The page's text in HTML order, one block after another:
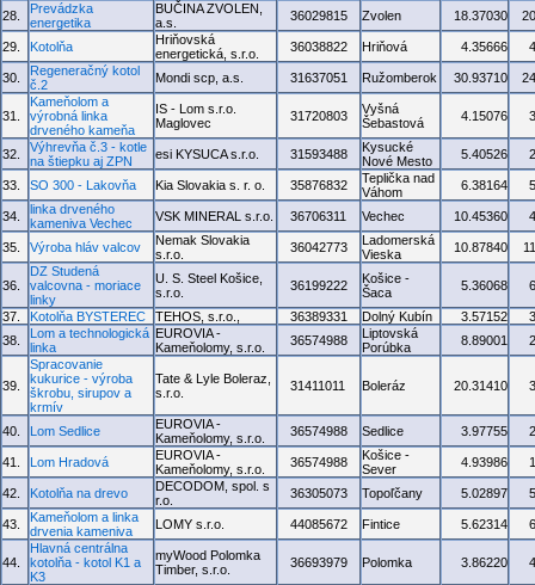
28.
Prevádzka
energetika
BUČINA ZVOLEN,
a.s.
36029815 Zvolen 18.37030
29. Kotolňa
Hriňovská
energetická, s.r.o.
36038822 Hriňová 4.35666
30.
Regeneračný kotol
č.2
Mondi scp, a.s. 31637051 Ružomberok 30.93710
31.
Kameňolom a
výrobná linka
drveného kameňa
IS - Lom s.r.o.
Maglovec
31720803
Vyšná
Šebastová
4.15076
32.
Výhrevňa č.3 - kotle
na štiepku aj ZPN
esi KYSUCA s.r.o. 31593488
Kysucké
Nové Mesto
5.40526
33. SO 300 - Lakovňa Kia Slovakia s. r. o. 35876832
Teplička nad
Váhom
6.38164
34.
linka drveného
kameniva Vechec
VSK MINERAL s.r.o. 36706311 Vechec 10.45360
35. Výroba hláv valcov
Nemak Slovakia
s.r.o.
36042773
Ladomerská
Vieska
10.87840
36.
DZ Studená
valcovna - moriace
linky
U. S. Steel Košice,
s.r.o.
36199222
Košice -
Šaca
5.36068
37. Kotolňa BYSTEREC TEHOS, s.r.o., 36389331 Dolný Kubín 3.57152
38.
Lom a technologická
linka
EUROVIA -
Kameňolomy, s.r.o.
36574988
Liptovská
Porúbka
8.89001
39.
Spracovanie
kukurice - výroba
škrobu, sirupov a
krmív
Tate & Lyle Boleraz,
s.r.o.
31411011 Boleráz 20.31410
40. Lom Sedlice
EUROVIA -
Kameňolomy, s.r.o.
36574988 Sedlice 3.97755
41. Lom Hradová
EUROVIA -
Kameňolomy, s.r.o.
36574988
Košice -
Sever
4.93986
42. Kotolňa na drevo
DECODOM, spol. s
r.o.
36305073 Topoľčany 5.02897
43.
Kameňolom a linka
drvenia kameniva
LOMY s.r.o. 44085672 Fintice 5.62314
44.
Hlavná centrálna
kotolňa - kotol K1 a
K3
myWood Polomka
Timber, s.r.o.
36693979 Polomka 3.86220